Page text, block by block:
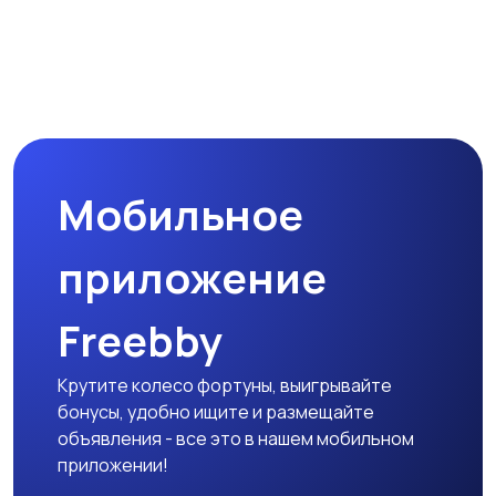
Мобильное
приложение
Freebby
Крутите колесо фортуны, выигрывайте
бонусы, удобно ищите и размещайте
объявления - все это в нашем мобильном
приложении!